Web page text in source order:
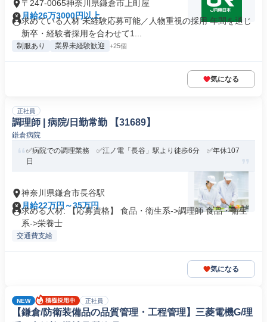
〒247-0065神奈川県鎌倉市上町屋
月給26万3000円以上
求めている人材 未経験応募可能／人物重視の採用 年間を通じ
新卒・経験者採用を合わせて1...
制服あり 業界未経験歓迎 +25個
気になる
正社員
調理師 | 病院/日勤常勤 【31689】
鎌倉病院
✅病院での調理業務 ✅江ノ電「長谷」駅より徒歩6分 ✅年休107
日
神奈川県鎌倉市長谷駅
月給22万円～35万円
求める人材: 【応募資格】 食品・衛生系->調理師 食品・衛生
系->栄養士
交通費支給
気になる
NEW 正社員
【鎌倉/防衛装備品の品質管理・工程管理】三菱電機G/理